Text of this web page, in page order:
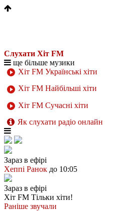
Слухати Хіт FM
ще більше музики
Хіт FM Українські хіти
Хіт FM Найбільші хіти
Хіт FM Сучасні хіти
Як слухати радіо онлайн
Зараз в ефірі
Хеппі Ранок до 10:05
Зараз в ефірі
Хіт FM Тільки хіти!
Раніше звучали